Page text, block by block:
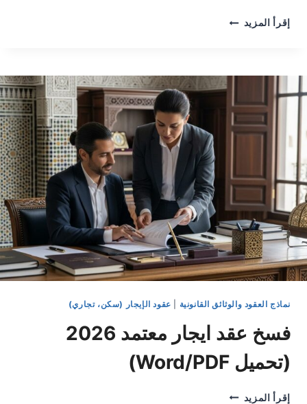
إقرأ المزيد فسخ
بين
الطرفين
2026
(تحميل
WORD/PDF)
نماذج العقود والوثائق القانونية عقود الإيجار (سكن، تجاري)
فسخ عقد ايجار معتمد 2026
(تحميل Word/PDF)
إقرأ المزيد فسخ